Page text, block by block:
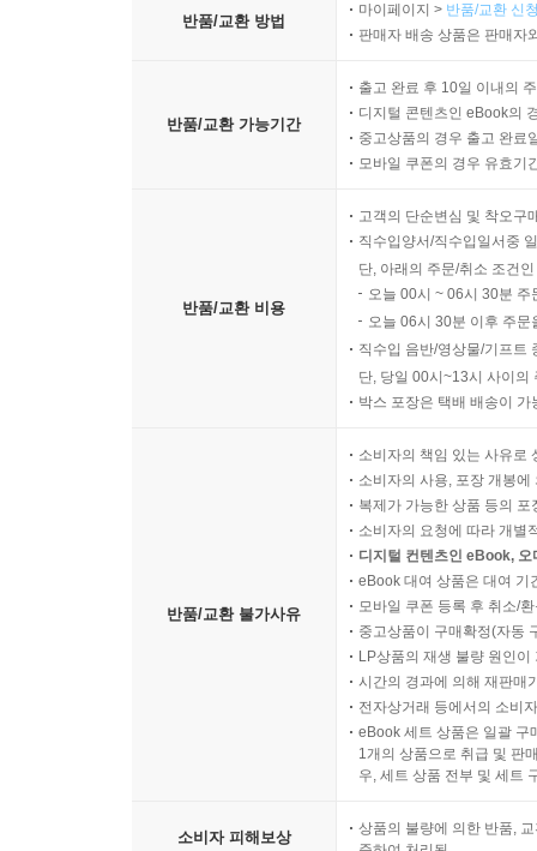
웨스 앤더슨 감독은 아티스트들에게 영감을 주
작품. 막스 브라더스와 타란티노의 만남.” 그
레퍼런스를 하나로 묶은 이 아트북 『그랜드 부
날카롭고 예민한 머릿속을 찬찬히 구경할 수
케이크 맛이 궁금하다면 다음 레시피를 참고해볼
자 이제, 그랜드 부다페스트 호텔에 오신 것을 환영
책에 머무시는 동안 편안한 시간 되시길.
디자이너를 다시 창조적이게 만들어주는 책 -허핑
단 두 마디. 강렬하고 유쾌하다 -텔레그래프
웨스 앤더슨의 소우주를 여행하는 초대장 -뉴욕 타
눈을 뗄 수 없는 매력 그 자체 -인디펜던트
오직 그만이 만들 수 있는 유쾌함의 절정 -인디와이
반품/교환 방법
마이페이지 > 반품/교환 신
판매자 배송 상품은 판매자
반품/교환 가능기간
출고 완료 후 10일 이내의
디지털 콘텐츠인 eBook의
중고상품의 경우 출고 완료
모바일 쿠폰의 경우 유효기
반품/교환 비용
고객의 단순변심 및 착오구
직수입양서/직수입일서중
단, 아래의 주문/취소 조건
오늘 00시 ~ 06시 30분
오늘 06시 30분 이후 주
직수입 음반/영상물/기프트
단, 당일 00시~13시 사이의
박스 포장은 택배 배송이
반품/교환 불가사유
소비자의 책임 있는 사유로
소비자의 사용, 포장 개봉
복제가 가능한 상품 등의
소비자의 요청에 따라 개별
디지털 컨텐츠인 eBook,
eBook 대여 상품은 대여 기
모바일 쿠폰 등록 후 취소/
중고상품이 구매확정(자동
LP상품의 재생 불량 원인
시간의 경과에 의해 재판매
전자상거래 등에서의 소비
eBook 세트 상품은 일괄 구
1개의 상품으로 취급 및 판
우, 세트 상품 전부 및 세트
소비자 피해보상
상품의 불량에 의한 반품,